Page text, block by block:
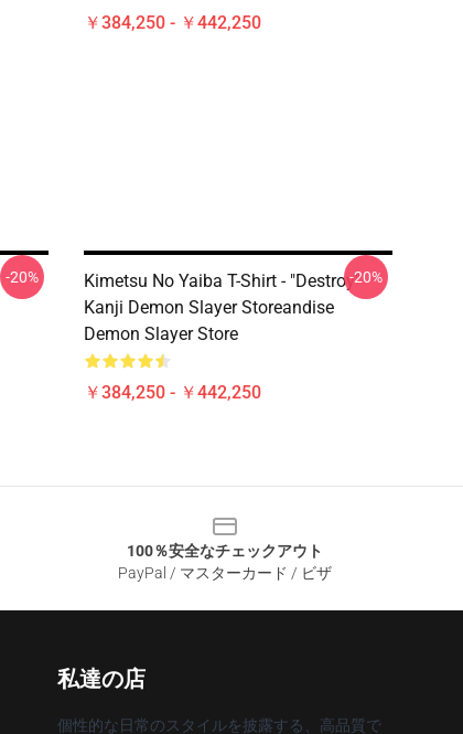
￥384,250 - ￥442,250
-20%
Kimetsu No Yaiba T-Shirt - "Destroy"
Kanji Demon Slayer Storeandise
Demon Slayer Store
￥384,250 - ￥442,250
-20%
100％安全なチェックアウト
PayPal / マスターカード / ビザ
私達の店
個性的な日常のスタイルを披露する、高品質で